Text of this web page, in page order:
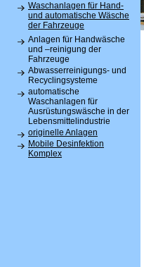
Waschanlagen für Hand-
und automatische Wäsche
der Fahrzeuge
Anlagen für Handwäsche
und –reinigung der
Fahrzeuge
Abwasserreinigungs- und
Recyclingsysteme
automatische
Waschanlagen für
Ausrüstungswäsche in der
Lebensmittelindustrie
originelle Anlagen
Mobile Desinfektion
Komplex